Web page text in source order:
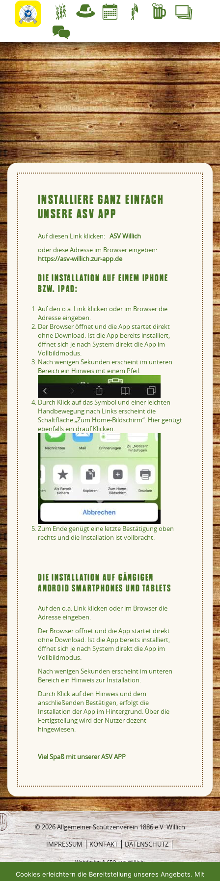
Zurück zur Übersicht
INSTALLIERE GANZ EINFACH
UNSERE ASV APP
Auf diesen Link klicken: ASV Willich
oder diese Adresse im Browser eingeben:
https://asv-willich.zur-app.de
DIE INSTALLATION AUF EINEM IPHONE
BZW. IPAD:
Auf den o.a. Link klicken oder im Browser die
Adresse eingeben.
Der Browser öffnet und die App startet direkt
ohne Download. Ist die App bereits installiert,
öffnet sich je nach System direkt die App im
Vollbildmodus.
Nach wenigen Sekunden erscheint im unteren
Bereich ein Hinweis mit einem Pfeil.
Durch Klick auf das Symbol und einer leichten
Handbewegung nach Links erscheint die
Schaltfläche „Zum Home-Bildschirm“. Hier genügt
ebenfalls ein drauf Klicken.
Zum Ende genügt eine letzte Bestätigung oben
rechts und die Installation ist vollbracht.
DIE INSTALLATION AUF GÄNGIGEN
ANDROID SMARTPHONES UND TABLETS
Auf den o.a. Link klicken oder im Browser die
Adresse eingeben.
Der Browser öffnet und die App startet direkt
ohne Download. Ist die App bereits installiert,
öffnet sich je nach System direkt die App im
Vollbildmodus.
Nach wenigen Sekunden erscheint im unteren
Bereich ein Hinweis zur Installation.
Durch Klick auf den Hinweis und dem
anschließenden Bestätigen, erfolgt die
Installation der App im Hintergrund. Über die
Fertigstellung wird der Nutzer dezent
hingewiesen.
Viel Spaß mit unserer ASV APP
© 2026 Allgemeiner Schützenverein 1886 e.V. Willich
IMPRESSUM
KONTAKT DATENSCHUTZ
Webdesign & SEO aus Willich:
Cookies erleichtern die Bereitstellung unseres Angebots. Mit